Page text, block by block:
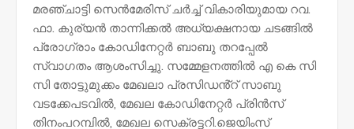
മരഞ്ചാട്ടി സെൻമേരിസ് ചർച്ച് വികാരിയുമായ റവ.
ഫാ. കുര്യൻ താന്നിക്കൽ അധ്യക്ഷനായ ചടങ്ങിൽ
പ്രോഗ്രാം കോഡിനേറ്റർ ബാബു തറപ്പേൽ
സ്വാഗതം ആശംസിച്ചു. സമ്മേളനത്തിൽ എ കെ സി
സി തോട്ടുമുക്കം മേഖലാ പ്രസിഡൻ്റ് സാബു
വടക്കേപടവിൽ, മേഖല കോഡിനേറ്റർ പ്രിൻസ്
തിനംപറമ്പിൽ, മേഖല സെക്രട്ടറി.ജെയിംസ്